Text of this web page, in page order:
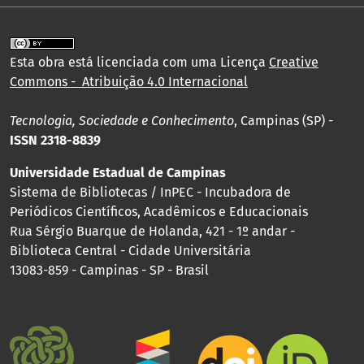
Esta obra está licenciada com uma Licença Creative
Commons - Atribuição 4.0 Internacional
Tecnologia, Sociedade e Conhecimento, Campinas (SP) -
ISSN 2318-8839
Universidade Estadual de Campinas
Sistema de Bibliotecas / InPEC - Incubadora de
Periódicos Científicos, Acadêmicos e Educacionais
Rua Sérgio Buarque de Holanda, 421 - 1º andar -
Biblioteca Central - Cidade Universitária
13083-859 - Campinas - SP - Brasil